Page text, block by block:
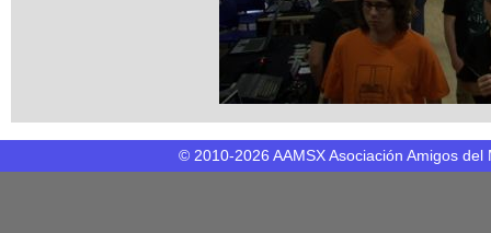
© 2010-2026 AAMSX Asociación Amigos